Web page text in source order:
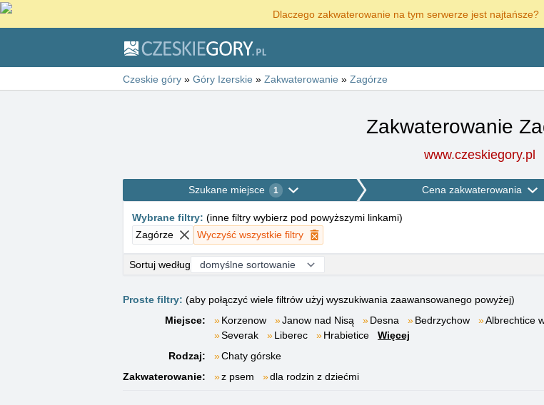
Dlaczego zakwaterowanie na tym serwerze jest najtańsze?
Czeskie góry » Góry Izerskie » Zakwaterowanie » Zagórze
Zakwaterowanie
www.czeskiegory.pl
Szukane miejsce 1 Cena zakwaterowania
Wybrane filtry: (inne filtry wybierz pod powyższymi linkami)
Zagórze
Wyczyść wszystkie filtry
Sortuj według
Proste filtry: (aby połączyć wiele filtrów użyj wyszukiwania zaawansowanego powyżej)
Miejsce:
Korzenow Janow nad Nisą Desna Bedrzychow Albrechtice
Severak
Liberec Hrabietice
Więcej
Rodzaj:
Chaty górske
Zakwaterowanie:
z psem dla rodzin z dziećmi